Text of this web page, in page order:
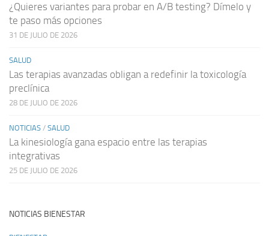
¿Quieres variantes para probar en A/B testing? Dímelo y
te paso más opciones
31 DE JULIO DE 2026
SALUD
Las terapias avanzadas obligan a redefinir la toxicología
preclínica
28 DE JULIO DE 2026
NOTICIAS / SALUD
La kinesiología gana espacio entre las terapias
integrativas
25 DE JULIO DE 2026
NOTICIAS BIENESTAR